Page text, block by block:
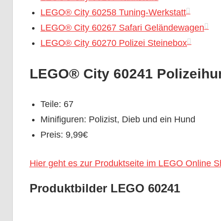
LEGO® City 60258 Tuning-Werkstatt
LEGO® City 60267 Safari Geländewagen
LEGO® City 60270 Polizei Steinebox
LEGO® City 60241
Teile: 67
Minifiguren: Polizist, Dieb und ein Hund
Preis: 9,99€
Hier geht es zur Produktseite im LEGO Online
Produktbilder LEGO 60241